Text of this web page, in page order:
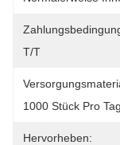
T/T
1000 Stück Pro Tag
Hervorheben: